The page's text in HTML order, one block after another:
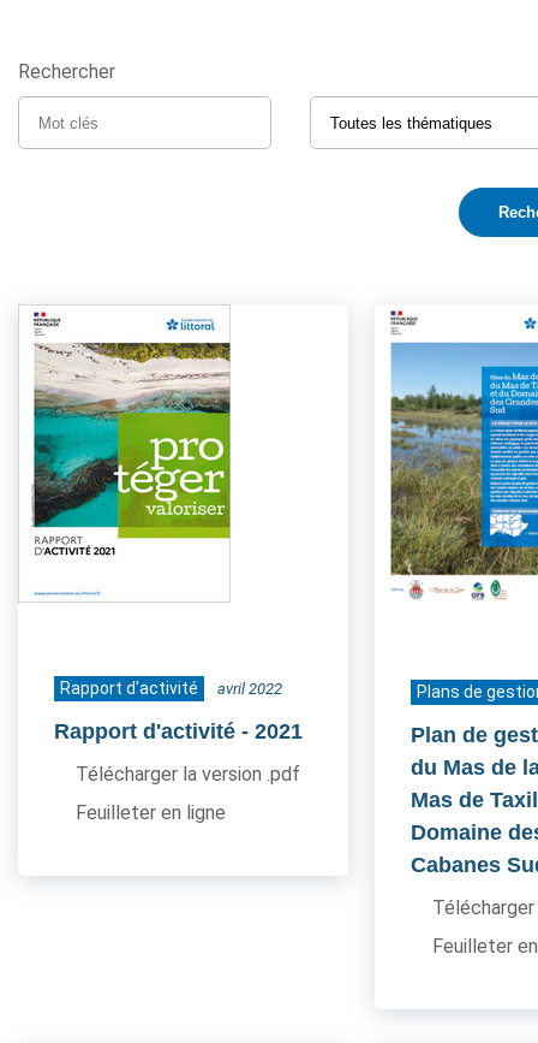
Rechercher
Rapport d'activité avril 2022
Rapport d'activité - 2021
Télécharger la version .pdf
Feuilleter en ligne
Plans de
Plan de
du Mas de
Mas de
Domaine
Cabanes
Feuilleter